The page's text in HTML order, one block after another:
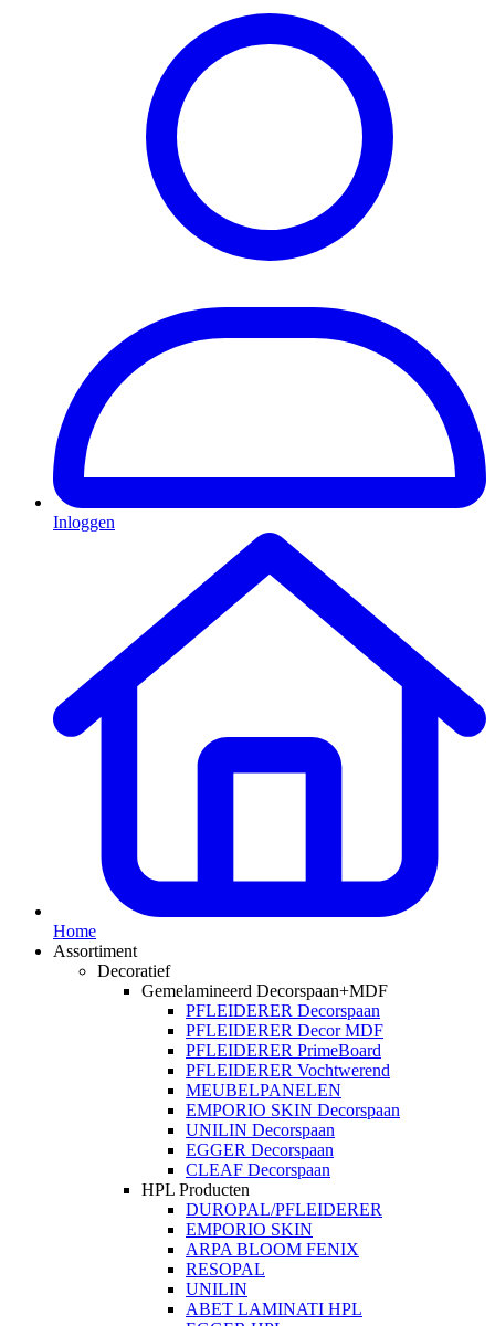
Inloggen
Home
Assortiment
Decoratief
Gemelamineerd Decorspaan+MDF
PFLEIDERER Decorspaan
PFLEIDERER Decor MDF
PFLEIDERER PrimeBoard
PFLEIDERER Vochtwerend
MEUBELPANELEN
EMPORIO SKIN Decorspaan
UNILIN Decorspaan
EGGER Decorspaan
CLEAF Decorspaan
HPL Producten
DUROPAL/PFLEIDERER
EMPORIO SKIN
ARPA BLOOM FENIX
RESOPAL
UNILIN
ABET LAMINATI HPL